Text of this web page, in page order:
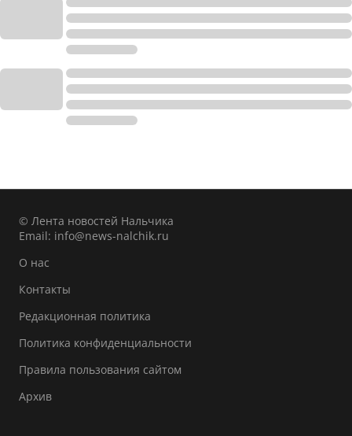
© Лента новостей Нальчика
Email: info@news-nalchik.ru
О нас
Контакты
Редакционная политика
Политика конфиденциальности
Правила пользования сайтом
Архив